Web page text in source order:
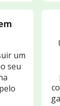
um
seu